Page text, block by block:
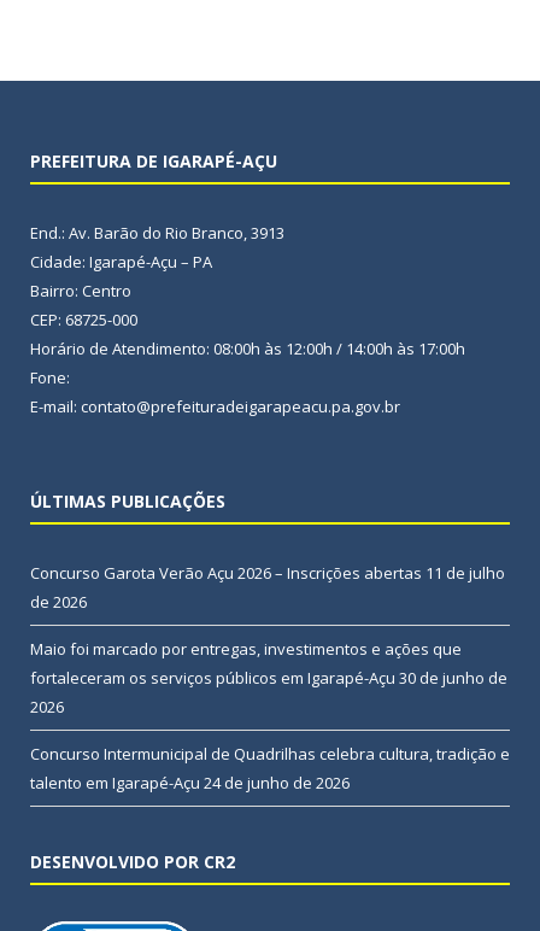
PREFEITURA DE IGARAPÉ-AÇU
End.: Av. Barão do Rio Branco, 3913
Cidade: Igarapé-Açu – PA
Bairro: Centro
CEP: 68725-000
Horário de Atendimento: 08:00h às 12:00h / 14:00h às 17:00h
Fone:
E-mail: contato@prefeituradeigarapeacu.pa.gov.br
ÚLTIMAS PUBLICAÇÕES
Concurso Garota Verão Açu 2026 – Inscrições abertas 11 de julho
de 2026
Maio foi marcado por entregas, investimentos e ações que
fortaleceram os serviços públicos em Igarapé-Açu 30 de junho de
2026
Concurso Intermunicipal de Quadrilhas celebra cultura, tradição e
talento em Igarapé-Açu 24 de junho de 2026
DESENVOLVIDO POR CR2